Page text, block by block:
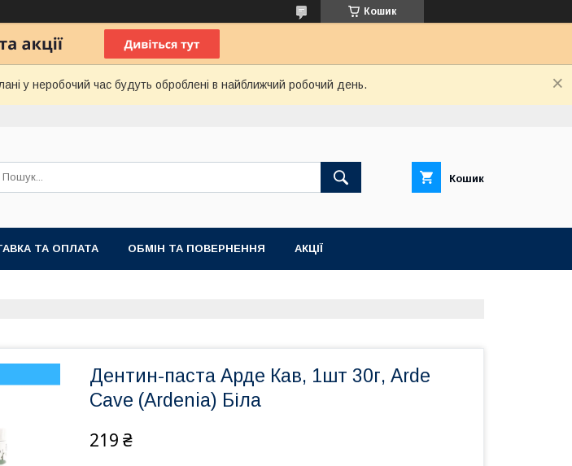
Кошик
у неробочий час будуть оброблені в найближчий робочий день.
Кошик
ТА ОПЛАТА ОБМІН ТА ПОВЕРНЕННЯ АКЦІЇ
Дентин-паста Арде Кав, 1шт 30г, Arde
Cave (Ardenia) Біла
219 ₴